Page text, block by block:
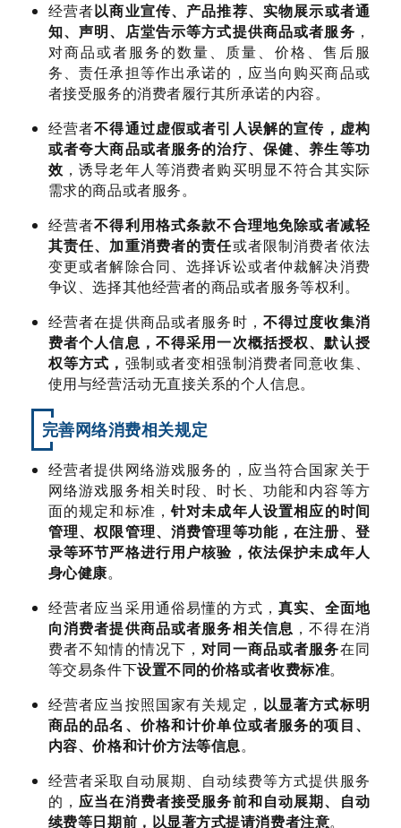
经营者以商业宣传、产品推荐、实物展示或者通
知、声明、店堂告示等方式提供商品或者服务 ，
对商品或者服务的数量、质量、价格、售后服
务、责任承担等作出承诺的，应当向购买商品或
者接受服务的消费者履行其所承诺的内容。
经营者不得通过虚假或者引人误解的宣传，虚构
或者夸大商品或者服务的治疗、保健、养生等功
效 ，诱导老年人等消费者购买明显不符合其实际
需求的商品或者服务。
经营者不得利用格式条款不合理地免除或者减轻
其责任、加重消费者的责任或者限制消费者依法
变更或者解除合同、选择诉讼或者仲裁解决消费
争议、选择其他经营者的商品或者服务等权利。
经营者在提供商品或者服务时， 不得过度收集消
费者个人信息，不得采用一次概括授权、默认授
权等方式， 强制或者变相强制消费者同意收集、
使用与经营活动无直接关系的个人信息。
完善网络消费相关规定
经营者提供网络游戏服务的，应当符合国家关于
网络游戏服务相关时段、时长、功能和内容等方
面的规定和标准，针对未成年人设置相应的时间
管理、权限管理、消费管理等功能，在注册、登
录等环节严格进行用户核验，依法保护未成年人
身心健康。
经营者应当采用通俗易懂的方式，真实、全面地
向消费者提供商品或者服务相关信息 ，不得在消
费者不知情的情况下，对同一商品或者服务在同
等交易条件下设置不同的价格或者收费标准。
经营者应当按照国家有关规定， 以显著方式标明
商品的品名、价格和计价单位或者服务的项目、
内容、价格和计价方法等信息。
经营者采取自动展期、自动续费等方式提供服务
的，应当在消费者接受服务前和自动展期、自动
续费等日期前，以显著方式提请消费者注意。